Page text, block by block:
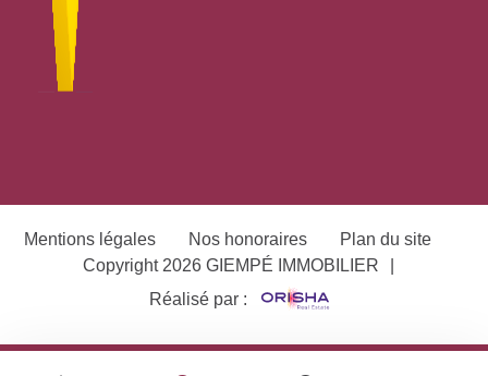
Mentions légales Nos honoraires
Plan du site
Copyright 2026 GIEMPÉ IMMOBILIER
Réalisé par :